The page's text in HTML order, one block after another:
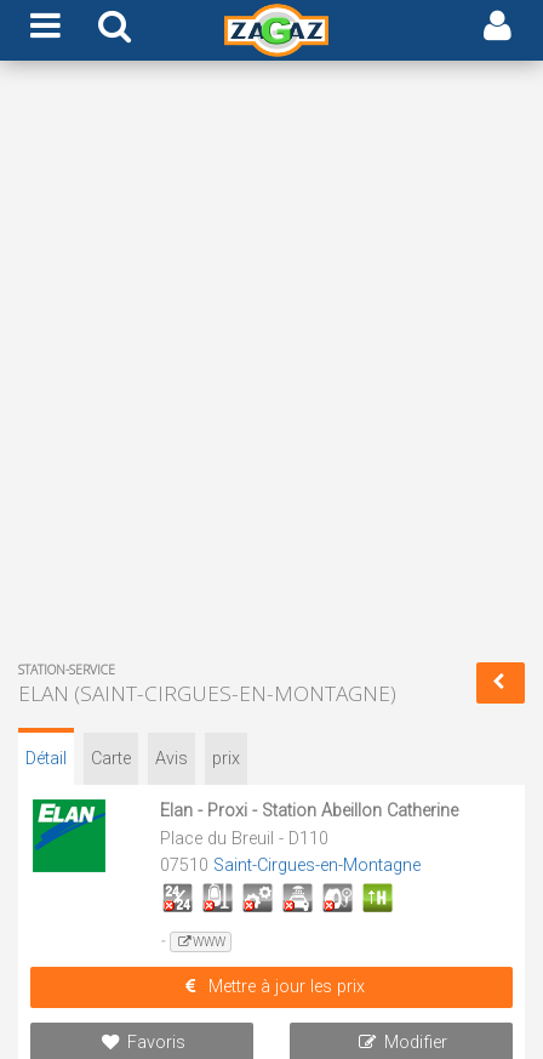
STATION-SERVICE
ELAN (SAINT-CIRGUES-EN-MONTAGNE)
Détail Carte Avis prix
Elan - Proxi - Station Abeillon Catherine
Place du Breuil - D110
07510 Saint-Cirgues-en-Montagne
- WWW
Mettre à jour les prix
Favoris Modifier